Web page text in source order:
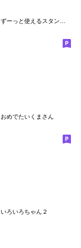
ずーっと使えるスタンプ、(ボブヘア)
おめでたいくまさん
いろいろちゃん２